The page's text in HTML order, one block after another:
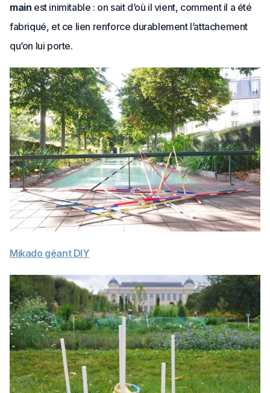
main est inimitable : on sait d’où il vient, comment il a été
fabriqué, et ce lien renforce durablement l’attachement
qu’on lui porte.
Mikado géant DIY